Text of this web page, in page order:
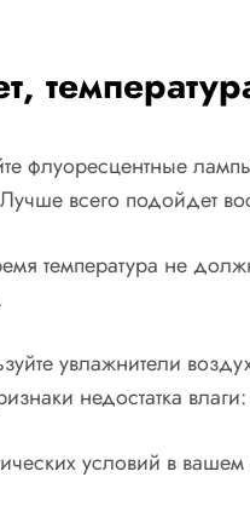
флуоресцентные
всего подойдет
температура не
увлажнители
недостатка
условий в